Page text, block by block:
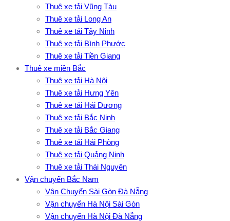
Thuê xe tải Vũng Tàu
Thuê xe tải Long An
Thuê xe tải Tây Ninh
Thuê xe tải Bình Phước
Thuê xe tải Tiền Giang
Thuê xe miền Bắc
Thuê xe tải Hà Nội
Thuê xe tải Hưng Yên
Thuê xe tải Hải Dương
Thuê xe tải Bắc Ninh
Thuê xe tải Bắc Giang
Thuê xe tải Hải Phòng
Thuê xe tải Quảng Ninh
Thuê xe tải Thái Nguyên
Vận chuyển Bắc Nam
Vận Chuyển Sài Gòn Đà Nẵng
Vận chuyển Hà Nội Sài Gòn
Vận chuyển Hà Nội Đà Nẵng